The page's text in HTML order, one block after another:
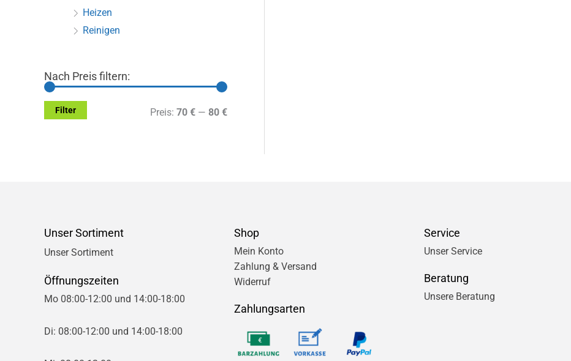
Heizen
Reinigen
Nach Preis filtern:
M
M
Filter Preis: 70 € — 80 €
Unser Sortiment
Unser Sortiment
Öffnungszeiten
Mo 08:00-12:00 und 14:00-18:00
Di: 08:00-12:00 und 14:00-18:00
Shop
Mein Konto
Zahlung & Versand
Widerruf
Zahlungsarten
Service
Unser Service
Beratung
Unsere Beratung